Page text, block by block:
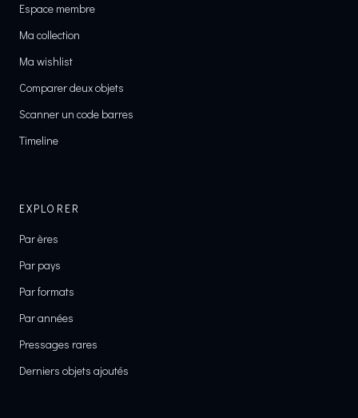
Espace membre
Ma collection
Ma wishlist
Comparer deux objets
Scanner un code barres
Timeline
EXPLORER
Par ères
Par pays
Par formats
Par années
Pressages rares
Derniers objets ajoutés